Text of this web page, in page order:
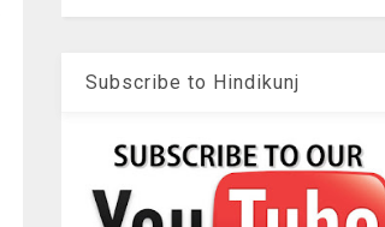
Subscribe to Hindikunj